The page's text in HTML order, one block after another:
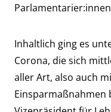
Inhaltlich ging es
Corona, die sich
aller Art, also auch
Einsparmaßnahmen